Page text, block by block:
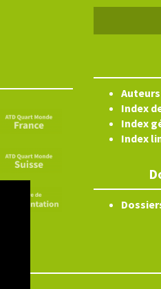
Auteurs
Index
Index
Index